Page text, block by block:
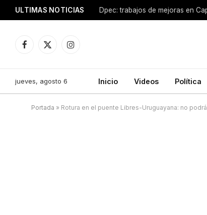
ULTIMAS NOTICIAS Dpec: trabajos de mejoras en
Facebook
X
Instagram
jueves, agosto 6 Inicio Videos Política
Portada » Rotura en el puente Libres-Uruguayana: no